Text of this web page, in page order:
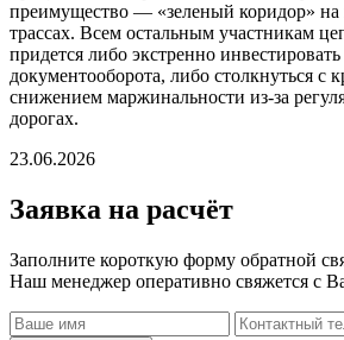
преимущество — «зеленый коридор» на
трассах. Всем остальным участникам
придется либо экстренно
документооборота, либо столкнуться с
снижением маржинальности из-за
дорогах.
23.06.2026
Заявка на расчёт
Заполните короткую форму обратной
Наш менеджер оперативно свяжется с